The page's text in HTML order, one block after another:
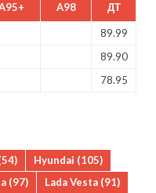
A98 ДТ
89.99
89.90
78.95
Hyundai (105)
(97) Lada Vesta (91)